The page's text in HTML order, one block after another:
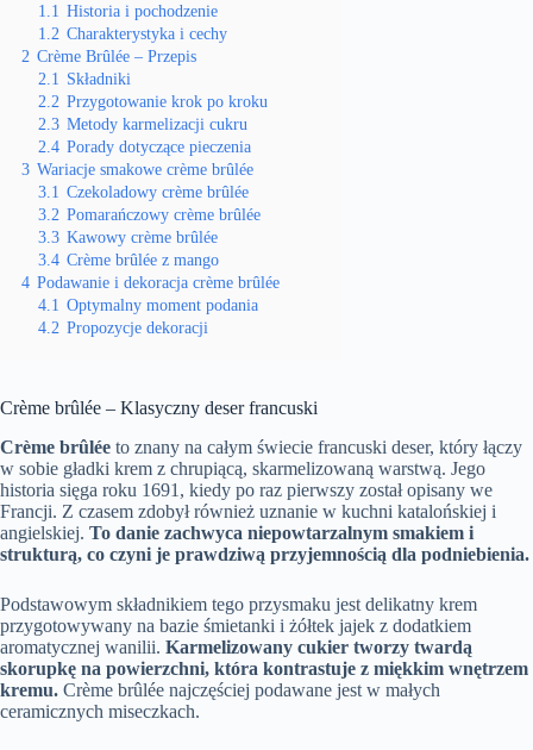
1.1 Historia i pochodzenie
1.2 Charakterystyka i cechy
2 Crème Brûlée – Przepis
2.1 Składniki
2.2 Przygotowanie krok po kroku
2.3 Metody karmelizacji cukru
2.4 Porady dotyczące pieczenia
3 Wariacje smakowe crème brûlée
3.1 Czekoladowy crème brûlée
3.2 Pomarańczowy crème brûlée
3.3 Kawowy crème brûlée
3.4 Crème brûlée z mango
4 Podawanie i dekoracja crème brûlée
4.1 Optymalny moment podania
4.2 Propozycje dekoracji
Crème brûlée – Klasyczny deser francuski
Crème brûlée to znany na całym świecie francuski deser, który łączy
w sobie gładki krem z chrupiącą, skarmelizowaną warstwą. Jego
historia sięga roku 1691, kiedy po raz pierwszy został opisany we
Francji. Z czasem zdobył również uznanie w kuchni katalońskiej i
angielskiej. To danie zachwyca niepowtarzalnym smakiem i
strukturą, co czyni je prawdziwą przyjemnością dla podniebienia.
Podstawowym składnikiem tego przysmaku jest delikatny krem
przygotowywany na bazie śmietanki i żółtek jajek z dodatkiem
aromatycznej wanilii. Karmelizowany cukier tworzy twardą
skorupkę na powierzchni, która kontrastuje z miękkim wnętrzem
kremu. Crème brûlée najczęściej podawane jest w małych
ceramicznych miseczkach.